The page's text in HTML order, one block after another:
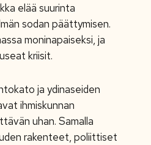
elää suurinta
sodan päättymisen.
moninapaiseksi, ja
kriisit.
ja ydinaseiden
ihmiskunnan
uhan. Samalla
rakenteet, poliittiset